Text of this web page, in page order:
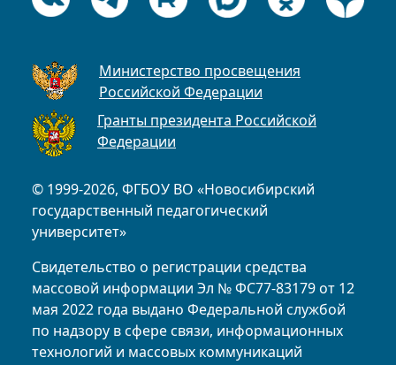
© 1999-2026, ФГБОУ ВО «Новосибирский
государственный педагогический
университет»
Свидетельство о регистрации средства
массовой информации Эл № ФС77-83179 от 12
мая 2022 года выдано Федеральной службой
по надзору в сфере связи, информационных
технологий и массовых коммуникаций
Министерство просвещения
Российской Федерации
Гранты президента Российской
Федерации